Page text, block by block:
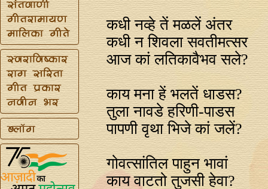
कधी नव्हे तें मळलें अंतर
कधी न शिवला सवतीमत्सर
आज कां लतिकावैभव सले?
काय मना हें भलतें धाडस?
तुला नावडे हरिणी-पाडस
पापणी वृथा भिजे कां जलें?
गोवत्सांतिल पाहुन भावां
काय वाटतो तुजसी हेवा?